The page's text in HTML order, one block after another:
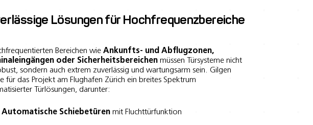
Lösungen für Hochfrequenzbereiche
Bereichen wie Ankunfts- und Abflugzonen,
oder Sicherheitsbereichen müssen Türsysteme nicht
sondern auch extrem zuverlässig und wartungsarm sein. Gilgen
für das Projekt am Flughafen Zürich ein breites Spektrum
Türlösungen, darunter:
Automatische Schiebetüren mit Fluchttürfunktion